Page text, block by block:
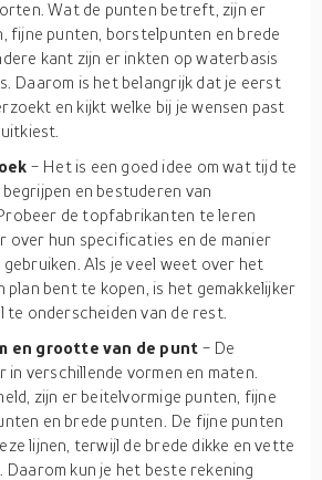
Wat de punten betreft, zijn er
fijne punten, borstelpunten en brede
kant zijn er inkten op waterbasis
Daarom is het belangrijk dat je eerst
en kijkt welke bij je wensen past
- Het is een goed idee om wat tijd te
en bestuderen van
de topfabrikanten te leren
over hun specificaties en de manier
Als je veel weet over het
plan bent te kopen, is het gemakkelijker
te onderscheiden van de rest.
en grootte van de punt - De
in verschillende vormen en maten.
zijn er beitelvormige punten, fijne
en brede punten. De fijne punten
lijnen, terwijl de brede dikke en vette
kun je het beste rekening